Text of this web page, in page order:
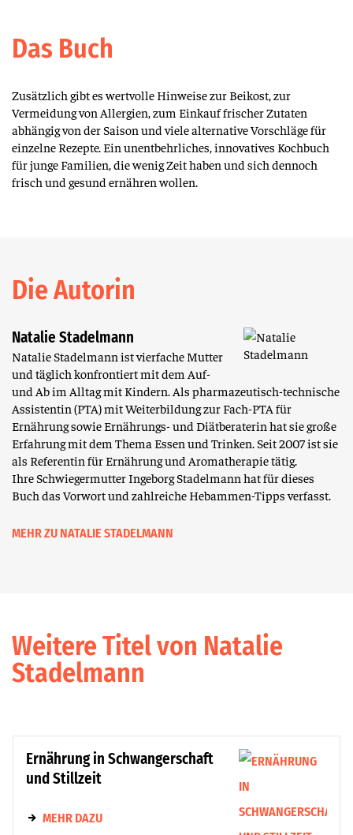
Das Buch
Zusätzlich gibt es wertvolle Hinweise zur Beikost, zur
Vermeidung von Allergien, zum Einkauf frischer Zutaten
abhängig von der Saison und viele alternative Vorschläge für
einzelne Rezepte. Ein unentbehrliches, innovatives Kochbuch
für junge Familien, die wenig Zeit haben und sich dennoch
frisch und gesund ernähren wollen.
Die Autorin
Natalie Stadelmann
Natalie Stadelmann ist vierfache Mutter
und täglich konfrontiert mit dem Auf-
und Ab im Alltag mit Kindern. Als pharmazeutisch-technische
Assistentin (PTA) mit Weiterbildung zur Fach-PTA für
Ernährung sowie Ernährungs- und Diätberaterin hat sie große
Erfahrung mit dem Thema Essen und Trinken. Seit 2007 ist sie
als Referentin für Ernährung und Aromatherapie tätig.
Ihre Schwiegermutter Ingeborg Stadelmann hat für dieses
Buch das Vorwort und zahlreiche Hebammen-Tipps verfasst.
MEHR ZU NATALIE STADELMANN
Weitere Titel von Natalie
Stadelmann
Ernährung in Schwangerschaft
und Stillzeit
MEHR DAZU